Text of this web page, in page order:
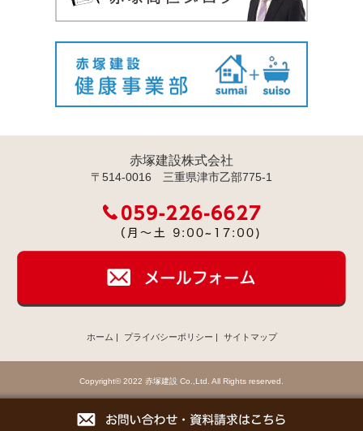
赤塚建設株式会社
〒514-0016 三重県津市乙部775-1
ホーム | プライバシーポリシー | サイトマップ
Copyright© 2022 赤塚建設 Co.,Ltd. All Rights reserved.